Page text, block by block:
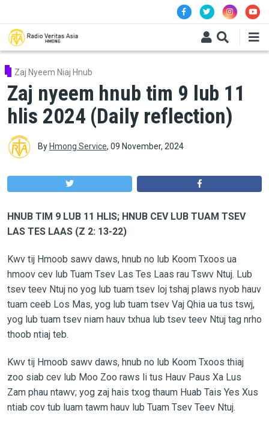
Zaj Nyeem Niaj Hnub
Zaj nyeem hnub tim 9 lub 11
hlis 2024 (Daily reflection)
By Hmong Service, 09 November, 2024
HNUB TIM 9 LUB 11 HLIS; HNUB CEV LUB TUAM TSEV
LAS TES LAAS (Z 2: 13-22)
Kwv tij Hmoob sawv daws, hnub no lub Koom Txoos ua
hmoov cev lub Tuam Tsev Las Tes Laas rau Tswv Ntuj. Lub
tsev teev Ntuj no yog lub tuam tsev loj tshaj plaws nyob hauv
tuam ceeb Los Mas, yog lub tuam tsev Vaj Qhia ua tus tswj,
yog lub tuam tsev niam hauv txhua lub tsev teev Ntuj tag nrho
thoob ntiaj teb.
Kwv tij Hmoob sawv daws, hnub no lub Koom Txoos thiaj
zoo siab cev lub Moo Zoo raws li tus Hauv Paus Xa Lus
Zam phau ntawv; yog zaj hais txog thaum Huab Tais Yes Xus
ntiab cov tub luam tawm hauv lub Tuam Tsev Teev Ntuj.